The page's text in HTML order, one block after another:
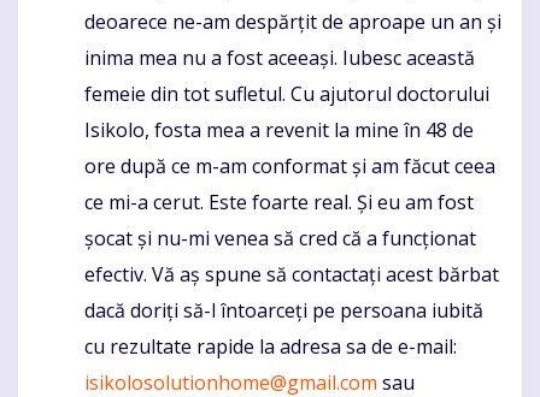
deoarece ne-am despărțit de aproape un an și
inima mea nu a fost aceeași. Iubesc această
femeie din tot sufletul. Cu ajutorul doctorului
Isikolo, fosta mea a revenit la mine în 48 de
ore după ce m-am conformat și am făcut ceea
ce mi-a cerut. Este foarte real. Și eu am fost
șocat și nu-mi venea să cred că a funcționat
efectiv. Vă aș spune să contactați acest bărbat
dacă doriți să-l întoarceți pe persoana iubită
cu rezultate rapide la adresa sa de e-mail:
isikolosolutionhome@gmail.com sau